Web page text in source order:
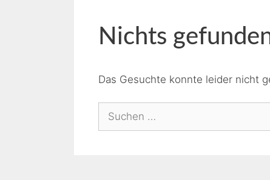
Nichts
Das Gesuchte konnte leider nicht